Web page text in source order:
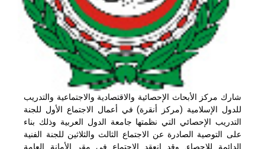
شارك مركز الأبحاث الإحصائية والاقتصادية والاجتماعية والتدريب
للدول الإسلامية (مركز أنقرة) في أعمال الاجتماع الأول للجنة
التدريب الإحصائي التي نظمتها جامعة الدول العربية وذلك بناء
على التوصية الصادرة عن الاجتماع الثالث والثلاثين للجنة الفنية
الدائمة للإحصاء. وقد انعقد الاجتماع في مقر الأمانة العامة